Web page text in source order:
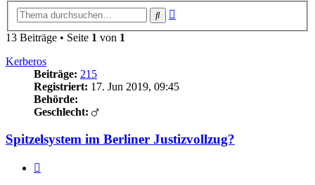
Suche
13 Beiträge • Seite 1 von 1
Kerberos
Beiträge: 215
Registriert: 17. Jun 2019, 09:45
Behörde:
Geschlecht:
Spitzelsystem im Berliner Justizvollzug?